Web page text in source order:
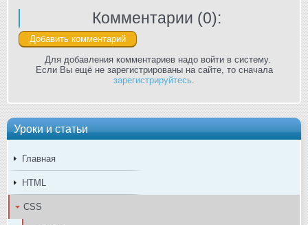
Уроки и статьи
Главная
HTML
CSS
Комментарии (0):
Для добавления комментариев надо войти в систему.
Если Вы ещё не зарегистрированы на сайте, то сначала
зарегистрируйтесь.